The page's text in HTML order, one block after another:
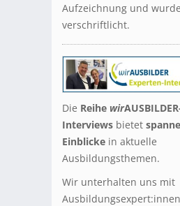
Aufzeichnung und
verschriftlicht.
Die Reihe wir
Interviews bietet
Einblicke in aktuelle
Ausbildungsthemen.
Wir unterhalten uns mit